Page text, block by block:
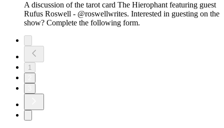
A discussion of the tarot card The Hierophant featuring guest
Rufus Roswell - @roswellwrites. Interested in guesting on the
show? Complete the following form.
1